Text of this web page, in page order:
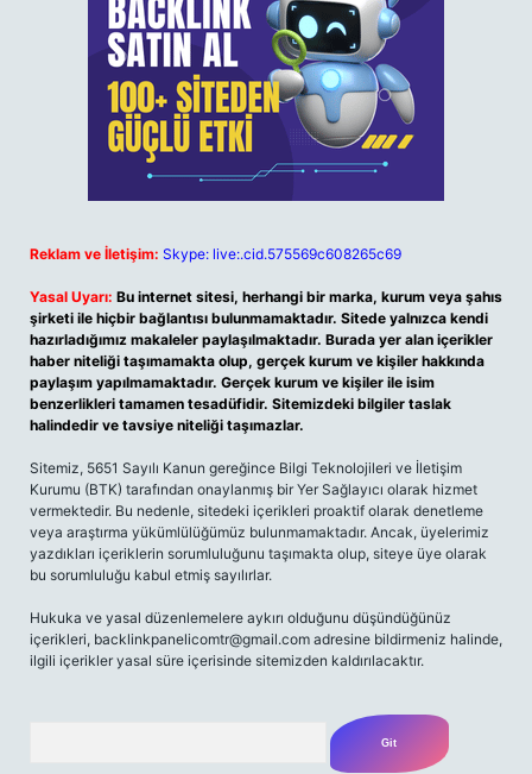
Reklam ve İletişim: Skype: live:.cid.575569c608265c69
Yasal Uyarı: Bu internet sitesi, herhangi bir marka, kurum veya şahıs
şirketi ile hiçbir bağlantısı bulunmamaktadır. Sitede yalnızca kendi
hazırladığımız makaleler paylaşılmaktadır. Burada yer alan içerikler
haber niteliği taşımamakta olup, gerçek kurum ve kişiler hakkında
paylaşım yapılmamaktadır. Gerçek kurum ve kişiler ile isim
benzerlikleri tamamen tesadüfidir. Sitemizdeki bilgiler taslak
halindedir ve tavsiye niteliği taşımazlar.
Sitemiz, 5651 Sayılı Kanun gereğince Bilgi Teknolojileri ve İletişim
Kurumu (BTK) tarafından onaylanmış bir Yer Sağlayıcı olarak hizmet
vermektedir. Bu nedenle, sitedeki içerikleri proaktif olarak denetleme
veya araştırma yükümlülüğümüz bulunmamaktadır. Ancak, üyelerimiz
yazdıkları içeriklerin sorumluluğunu taşımakta olup, siteye üye olarak
bu sorumluluğu kabul etmiş sayılırlar.
Hukuka ve yasal düzenlemelere aykırı olduğunu düşündüğünüz
içerikleri, backlinkpanelicomtr@gmail.com adresine bildirmeniz halinde,
ilgili içerikler yasal süre içerisinde sitemizden kaldırılacaktır.